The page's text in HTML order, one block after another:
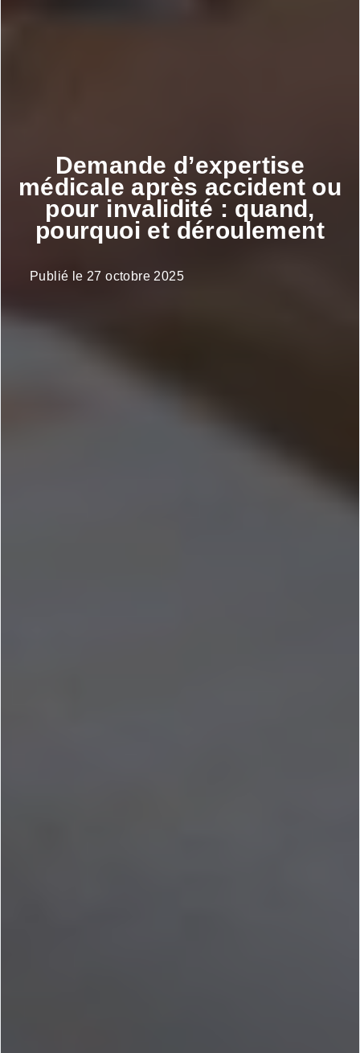
Demande d’expertise
médicale après accident ou
pour invalidité : quand,
pourquoi et déroulement
Publié le 27 octobre 2025